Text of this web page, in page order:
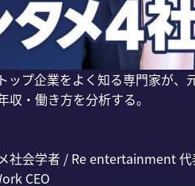
ップ企業をよく知る専門家が
収・働き方を分析する。
社会学者 / Re entertainment 代
CEO